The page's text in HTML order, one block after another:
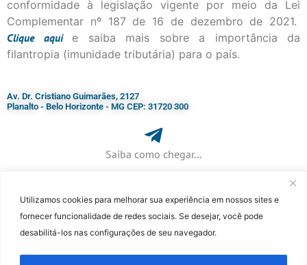
Utilizamos cookies para melhorar sua experiência em nossos sites e
fornecer funcionalidade de redes sociais. Se desejar, você pode
desabilitá-los nas configurações de seu navegador.
conformidade à legislação vigente por meio da Lei
Complementar nº 187 de 16 de dezembro de 2021.
Cliqueaqui
e saiba mais sobre a importância da
filantropia (imunidade tributária) para o país.
Av. Dr. Cristiano Guimarães, 2127
Planalto - Belo Horizonte - MG CEP: 31720 300
Saiba como chegar...
+ 55 (31) 3115-7000​
Patrick de Souza